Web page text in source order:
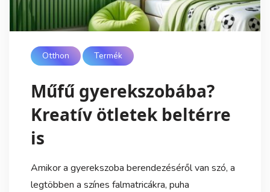
Otthon Termék
Műfű gyerekszobába?
Kreatív ötletek beltérre
is
Amikor a gyerekszoba berendezéséről van szó, a
legtöbben a színes falmatricákra, puha